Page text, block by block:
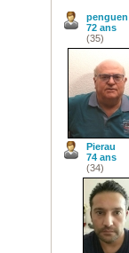
penguen
72 ans
(35)
Pierau
74 ans
(34)